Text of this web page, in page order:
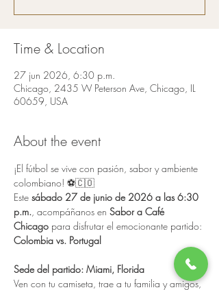
Time & Location
27 jun 2026, 6:30 p.m.
Chicago, 2435 W Peterson Ave, Chicago, IL
60659, USA
About the event
¡El fútbol se vive con pasión, sabor y ambiente
colombiano! ⚽🇨🇴
Este sábado 27 de junio de 2026 a las 6:30
p.m., acompáñanos en Sabor a Café
Chicago para disfrutar el emocionante partido:
Colombia vs. Portugal
Sede del partido: Miami, Florida
Ven con tu camiseta, trae a tu familia y amigos,